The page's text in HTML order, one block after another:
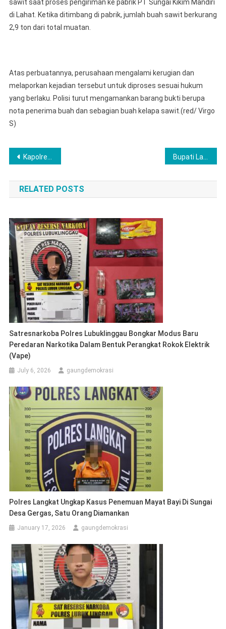
sawit saat proses pengiriman ke pabrik PT Sungai Kikim Mandiri
di Lahat. Ketika ditimbang di pabrik, jumlah buah sawit berkurang
2,9 ton dari total muatan.
Atas perbuatannya, perusahaan mengalami kerugian dan
melaporkan kejadian tersebut untuk diproses sesuai hukum
yang berlaku. Polisi turut mengamankan barang bukti berupa
nota penerima buah dan sebagian buah kelapa sawit.(red/ Virgo
S)
Post
navigation
Kapolres Langkat Salurkan Bansos Untuk Warga Terdampak Banjir Di Pematang Jaya Melalui Jalur Laut Bupati Labuhanbatu Lepas Tim Bantuan Untuk Korban Banjir Dan Longsor Di Sumatera Utara
RELATED POSTS
Satresnarkoba Polres Lubuklinggau Bongkar Modus Baru
Peredaran Narkotika Dalam Bentuk Perangkat Rokok Elektrik
(vape)
July 6, 2026 gaungdemokrasi
Polres Langkat Ungkap Kasus Penemuan Mayat Bayi Di Sungai
Desa Gergas, Satu Orang Diamankan
January 17, 2026 gaungdemokrasi